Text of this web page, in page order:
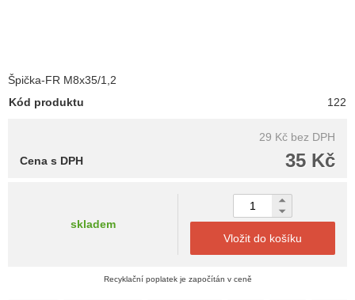
Špička-FR M8x35/1,2
Kód produktu
122
29 Kč bez DPH
35 Kč
Cena s DPH
skladem
Vložit do košíku
Recyklační poplatek je započítán v ceně